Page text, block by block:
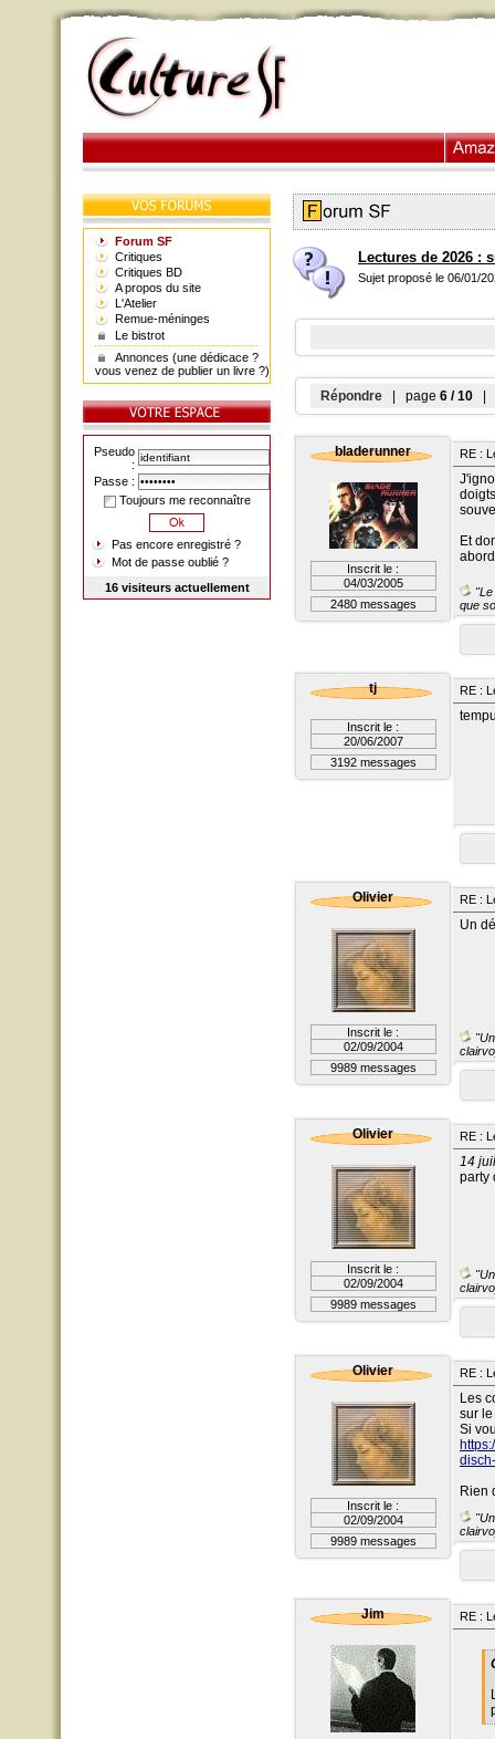
Forum SF
Critiques
Critiques BD
A propos du site
L'Atelier
Remue-méninges
Le bistrot
Annonces (une dédicace ?
vous venez de publier un livre ?)
Pseudo
:
Passe :
Toujours me reconnaître
Pas encore enregistré ?
Mot de passe oublié ?
16 visiteurs actuellement
Lectures de 2026 :
Sujet proposé le 06/01/
Répondre | page 6 / 10
bladerunner
Inscrit le :
04/03/2005
2480 messages
RE :
Et
que
tj
Inscrit le :
20/06/2007
3192 messages
RE :
Olivier
Inscrit le :
02/09/2004
9989 messages
RE :
Un
Olivier
Inscrit le :
02/09/2004
9989 messages
RE :
14
party
Olivier
Inscrit le :
02/09/2004
9989 messages
RE :
Les
sur
Si
Rien
Jim RE :